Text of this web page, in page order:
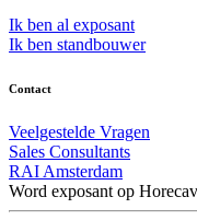
Ik ben al exposant
Ik ben standbouwer
Contact
Veelgestelde Vragen
Sales Consultants
RAI Amsterdam
Word exposant op